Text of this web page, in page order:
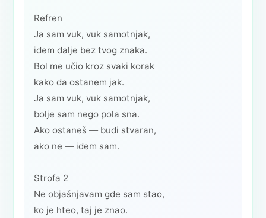
Refren
Ja sam vuk, vuk samotnjak,
idem dalje bez tvog znaka.
Bol me učio kroz svaki korak
kako da ostanem jak.
Ja sam vuk, vuk samotnjak,
bolje sam nego pola sna.
Ako ostaneš — budi stvaran,
ako ne — idem sam.
Strofa 2
Ne objašnjavam gde sam stao,
ko je hteo, taj je znao.